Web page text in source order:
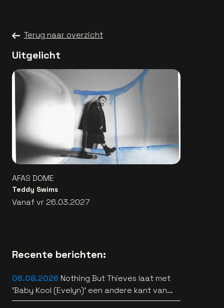
Terug naar overzicht
Uitgelicht
AFAS DOME
Teddy Swims
Vanaf vr 26.03.2027
Recente berichten:
06.08.2026 Nothing But Thieves laat met
'Baby Kool (Evelyn)' een andere kant van
zich horen [video]